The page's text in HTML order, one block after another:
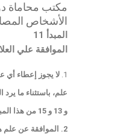
مكتب محاماة
الأشخاص
المبدأ 11
الموافقة علي
لا يجوز إعطاء أي
و 13 و 15 من هذا المبدأ.
2. الموافقة عن